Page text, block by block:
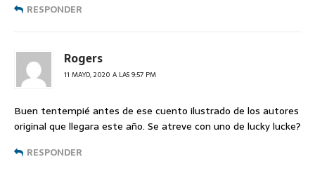
RESPONDER
Rogers
11 MAYO, 2020 A LAS 9:57 PM
Buen tentempié antes de ese cuento ilustrado de los autores
original que llegara este año. Se atreve con uno de lucky lucke?
RESPONDER